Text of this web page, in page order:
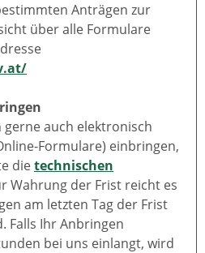
Anträgen zur
über alle Formulare
auch elektronisch
Formulare) einbringen,
dietechnischen
Wahrung der Frist reicht es
am letzten Tag der Frist
Falls Ihr Anbringen
bei uns einlangt, wird